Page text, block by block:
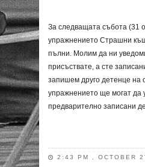
За следващата събота (31
упражнението Страшни
пълни. Молим да ни
присъствате, а сте
запишем друго детенце на
упражнението ще могат да
предварително записани
2:43 PM , OCTOBER